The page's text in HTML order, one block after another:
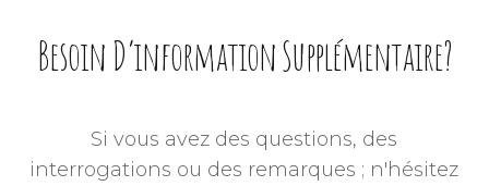
Besoin D’information Supplémentaire?
Si vous avez des questions, des
interrogations ou des remarques ; n'hésitez